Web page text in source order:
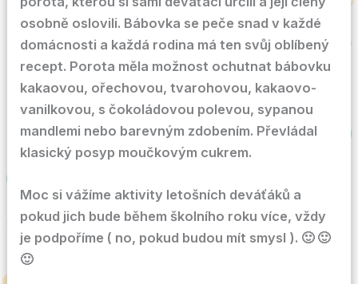
osobně oslovili. Bábovka se peče snad v každé
domácnosti a každá rodina má ten svůj oblíbený
recept. Porota měla možnost ochutnat bábovku
kakaovou, ořechovou, tvarohovou, kakaovo-
vanilkovou, s čokoládovou polevou, sypanou
mandlemi nebo barevným zdobením. Převládal
klasický posyp moučkovým cukrem.
Moc si vážíme aktivity letošních deváťáků a
pokud jich bude během školního roku více, vždy
je podpoříme ( no, pokud budou mít smysl ). 🙂 🙂
🙂